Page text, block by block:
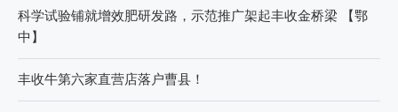
科学试验铺就增效肥研发路，示范推广架起丰收金桥梁 【鄂
中】
丰收牛第六家直营店落户曹县！